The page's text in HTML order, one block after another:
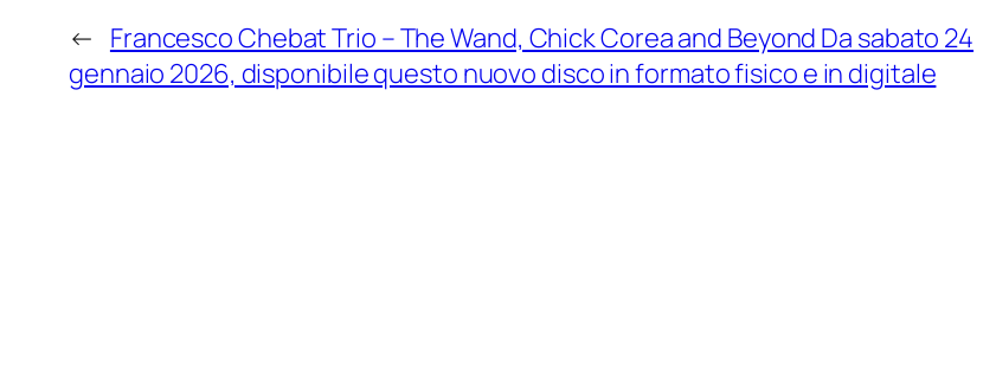
← Francesco Chebat Trio – The Wand, Chick Corea and Beyond Da sabato 24
gennaio 2026, disponibile questo nuovo disco in formato fisico e in digitale